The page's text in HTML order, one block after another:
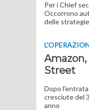
Per i Chief
Occorrono
delle
Street
Dopo l'entrata
cresciute del
anno